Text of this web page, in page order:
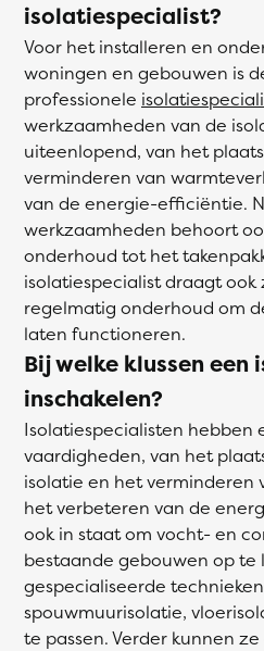
isolatiespecialist?
Voor het installeren en
woningen en gebouwen is
professionele
werkzaamheden van de
uiteenlopend, van het
verminderen van
van de energie-efficiëntie.
werkzaamheden behoort
onderhoud tot het
isolatiespecialist draagt ook
regelmatig onderhoud om
laten functioneren.
Bij welke klussen
inschakelen?
Isolatiespecialisten hebben
vaardigheden, van het
isolatie en het verminderen
het verbeteren van de
ook in staat om vocht- en
bestaande gebouwen op te
gespecialiseerde
spouwmuurisolatie,
te passen. Verder kunnen